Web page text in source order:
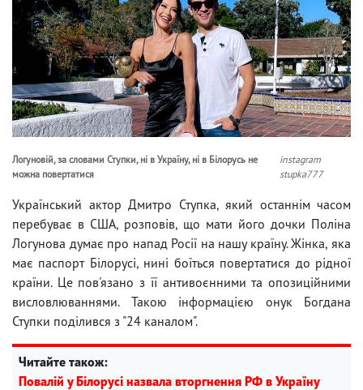
Логуновій, за словами Ступки, ні в Україну, ні в Білорусь не
можна повертатися
instagram
stupka777
Український актор Дмитро Ступка, який останнім часом
перебуває в США, розповів, що мати його дочки Поліна
Логунова думає про напад Росії на нашу країну. Жінка, яка
має паспорт Білорусі, нині боїться повертатися до рідної
країни. Це пов'язано з її антивоєнними та опозиційними
висловлюваннями. Такою інформацією онук Богдана
Ступки поділився з "24 каналом".
Читайте також:
Повалій у Білорусі назвала вторгнення РФ в Україну